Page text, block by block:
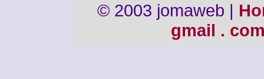
© 2003 jomaweb |
gmail .